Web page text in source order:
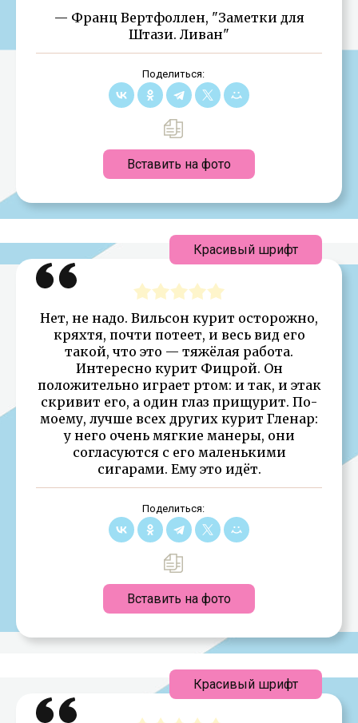
— Франц Вертфоллен, "Заметки для
Штази. Ливан"
Поделиться:
Вставить на фото
Нет, не надо. Вильсон курит осторожно,
кряхтя, почти потеет, и весь вид его
такой, что это — тяжёлая работа.
Интересно курит Фицрой. Он
положительно играет ртом: и так, и этак
скривит его, а один глаз прищурит. По-
моему, лучше всех других курит Гленар:
у него очень мягкие манеры, они
согласуются с его маленькими
сигарами. Ему это идёт.
Поделиться:
Вставить на фото
Красивый шрифт
Красивый шрифт